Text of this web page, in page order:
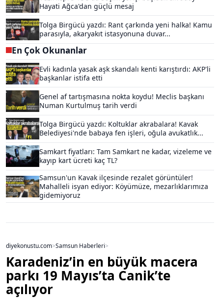
Hayati Ağca'dan güçlü mesaj
Tolga Birgücü yazdı: Rant çarkında yeni halka! Kamu
parasıyla, akaryakıt istasyonuna duvar...
En Çok Okunanlar
Evli kadınla yasak aşk skandalı kenti karıştırdı: AKP'li
başkanlar istifa etti
Genel af tartışmasına nokta koydu! Meclis başkanı
Numan Kurtulmuş tarih verdi
Tolga Birgücü yazdı: Koltuklar akrabalara! Kavak
Belediyesi'nde babaya fen işleri, oğula avukatlık...
Samkart fiyatları: Tam Samkart ne kadar, vizeleme ve
kayıp kart ücreti kaç TL?
Samsun'un Kavak ilçesinde rezalet görüntüler!
Mahalleli isyan ediyor: Köyümüze, mezarlıklarımıza
gidemiyoruz
diyekonustu.com>Samsun Haberleri>
Karadeniz’in en büyük macera
parkı 19 Mayıs’ta Canik’te
açılıyor